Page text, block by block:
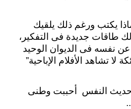
يكتب ورغم ذلك يلقيك
لك طاقات جديدة فى
التفكير،
عن نفسه فى الديوان
الوحيد
لا تشاهد الأفلام الإباحية”
النفس أحببت وطنى